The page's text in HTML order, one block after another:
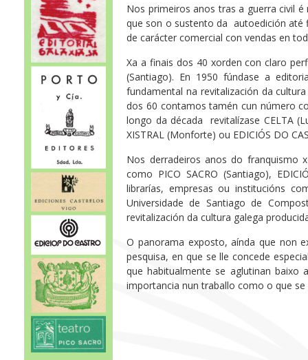
Nos primeiros anos tras a guerra civil
que son o sustento da autoedición até
de carácter comercial con vendas en
Xa a finais dos 40 xorden con claro
(Santiago). En 1950 fúndase a
fundamental na revitalización da
dos 60 contamos tamén cun número
longo da década revitalízase CELTA
XISTRAL (Monforte) ou EDICIÓS DO
Nos derradeiros anos do franquismo
como PICO SACRO (Santiago),
librarías, empresas ou institucións
Universidade de Santiago de
revitalización da cultura galega
O panorama exposto, aínda que non
pesquisa, en que se lle concede
que habitualmente se aglutinan baixo
importancia nun traballo como o que